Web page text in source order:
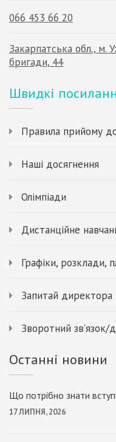
066 453 66 20
Закарпатська обл., м.
бригади, 44
Швидкі
Правила прийому
Наші досягнення
Олімпіади
Дистанційне
Графіки, розклади,
Запитай директора
Зворотний зв’язок/
Останні новини
Що потрібно знати
17 ЛИПНЯ, 2026